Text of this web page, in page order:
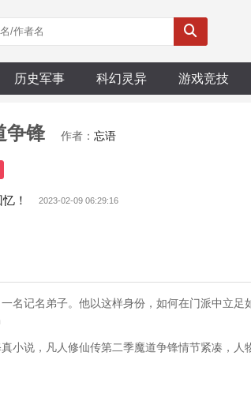
历史军事 科幻灵异 游戏竞技
争锋 作者： 忘语
！ 2023-02-09 06:29:16
名记名弟子。他以这样身份，如何在门派中立
小说，凡人修仙传第二季魔道争锋情节紧凑，